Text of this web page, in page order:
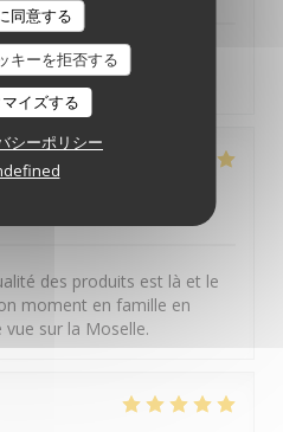
同意する
キーを拒否する
イズする
シーポリシー
la JV pour fêter notre
des produits est là et le
moment en famille en
sur la Moselle.